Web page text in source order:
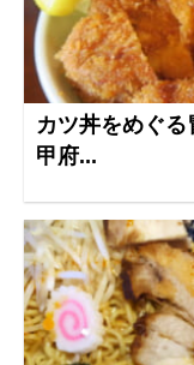
カツ丼をめぐ
甲府...